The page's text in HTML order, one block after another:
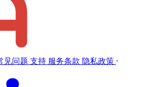
见问题 支持 服务条款 隐私政策 ·